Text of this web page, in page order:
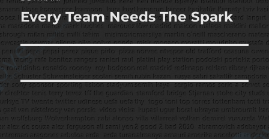
Sonraki
yazı:
Every Team Needs The Spark